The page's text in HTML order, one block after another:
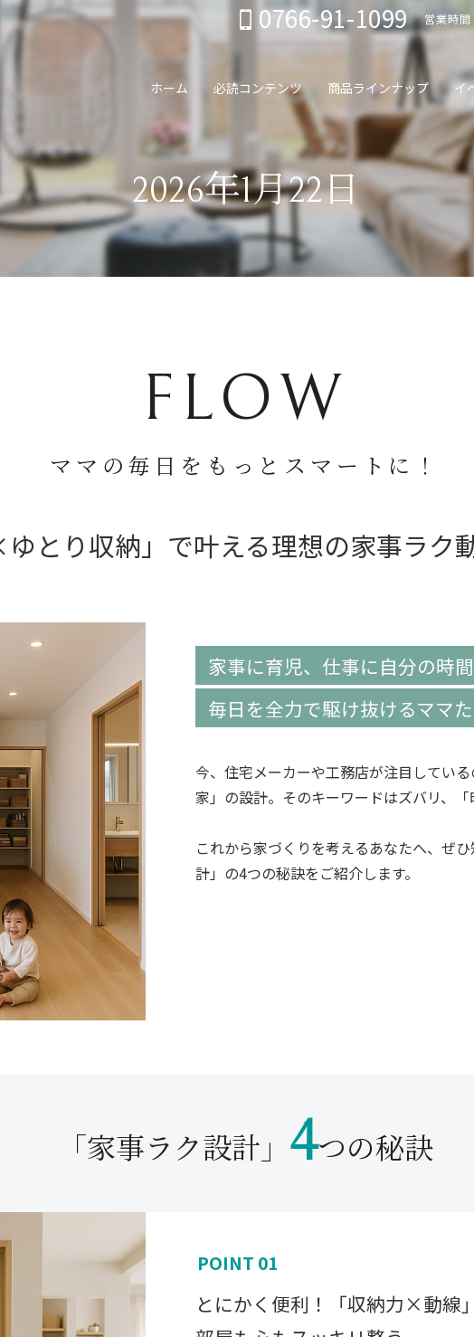
2026年1月22日
FLOW
ママの毎日をもっとスマートに！
ゆとり収納」で叶える理想の家事ラク
家事に育児、仕事に自分の時間
毎日を全力で駆け抜けるママた
今、住宅メーカーや工務店が注目してい
家」の設計。そのキーワードはズバリ、「
これから家づくりを考えるあなたへ、ぜ
計」の4つの秘訣をご紹介します。
「家事ラク設計」 4つの秘訣
POINT 01
とにかく便利！「収納力×動線
ホーム 必読コンテンツ 商品ラインナップ イ
0766-91-1099 営業時